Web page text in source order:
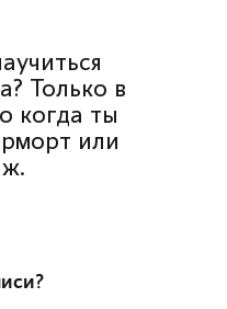
Только в
когда ты
или